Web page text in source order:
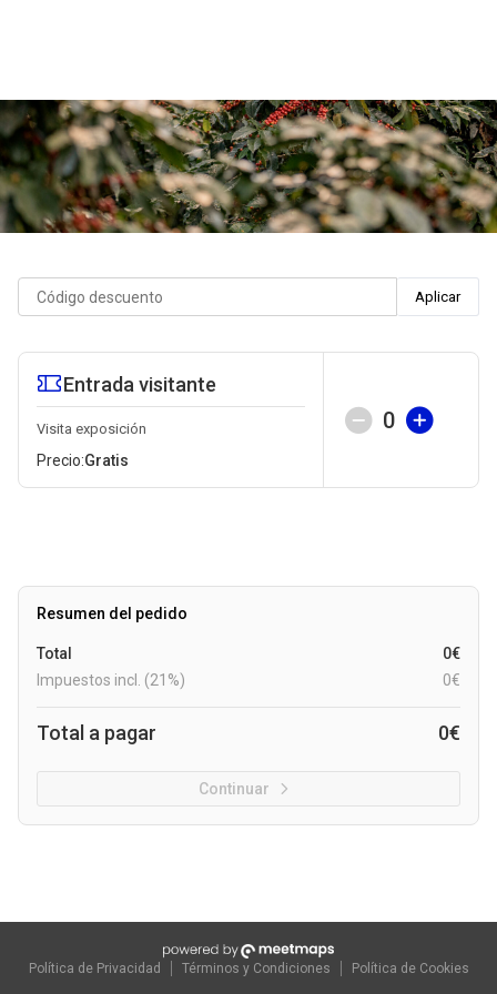
Aplicar
Entrada visitante
Visita exposición
Precio:Gratis
0
Resumen del pedido
Total
0€
Impuestos incl. (21%)
0€
Total a pagar 0€
Continuar
Política de Privacidad Términos y Condiciones Política de Cookies